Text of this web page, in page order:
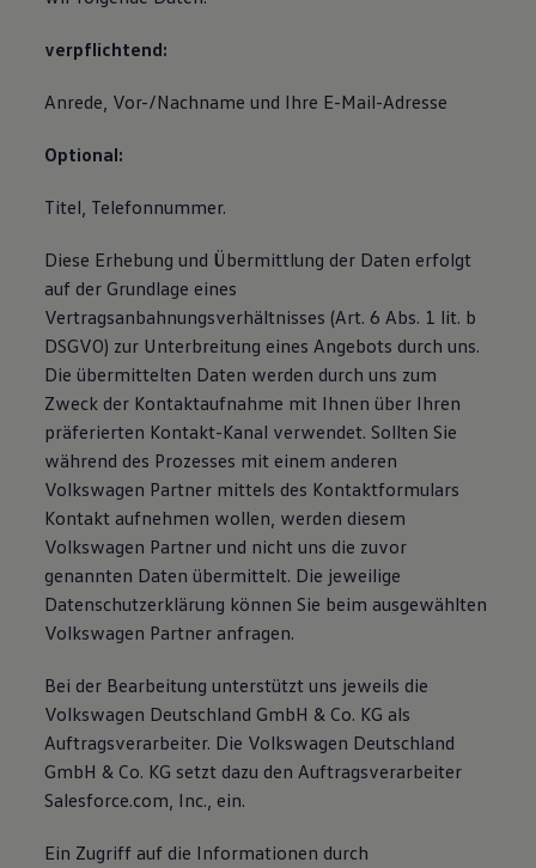
verpflichtend:
Anrede, Vor-/Nachname und Ihre E-Mail-Adresse
Optional:
Titel, Telefonnummer.
Diese Erhebung und Übermittlung der Daten erfolgt
auf der Grundlage eines
Vertragsanbahnungsverhältnisses (Art. 6 Abs. 1 lit. b
DSGVO) zur Unterbreitung eines Angebots durch uns.
Die übermittelten Daten werden durch uns zum
Zweck der Kontaktaufnahme mit Ihnen über Ihren
präferierten Kontakt-Kanal verwendet. Sollten Sie
während des Prozesses mit einem anderen
Volkswagen Partner mittels des Kontaktformulars
Kontakt aufnehmen wollen, werden diesem
Volkswagen Partner und nicht uns die zuvor
genannten Daten übermittelt. Die jeweilige
Datenschutzerklärung können Sie beim ausgewählten
Volkswagen Partner anfragen.
Bei der Bearbeitung unterstützt uns jeweils die
Volkswagen Deutschland GmbH & Co. KG als
Auftragsverarbeiter. Die Volkswagen Deutschland
GmbH & Co. KG setzt dazu den Auftragsverarbeiter
Salesforce.com, Inc., ein.
Ein Zugriff auf die Informationen durch